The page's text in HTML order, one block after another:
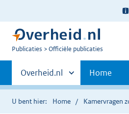
Ter
U
Publicaties Officiële publicaties
Primaire
navigatie
Andere
sites
binnen
Overheid.nl Home
U bent hier: Home Kamervragen